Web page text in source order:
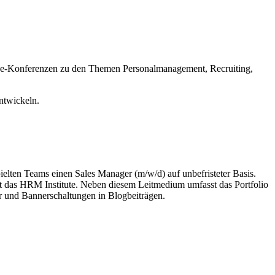
zu den Themen Personalmanagement, Recruiting,
Teams einen Sales Manager (m/w/d) auf unbefristeter Basis.
HRM Institute. Neben diesem Leitmedium umfasst das Portfolio
Bannerschaltungen in Blogbeiträgen.